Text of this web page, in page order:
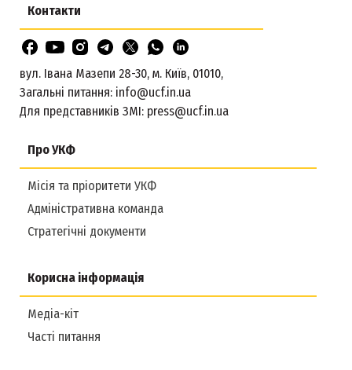
Про УКФ
Місія та пріоритети УКФ
Адміністративна команда
Стратегічні документи
Корисна інформація
Медіа-кіт
Часті питання
Контакти
вул. Івана Мазепи 28-30, м. Київ, 01010,
Загальні питання: info@ucf.in.ua
Для представників ЗМІ: press@ucf.in.ua